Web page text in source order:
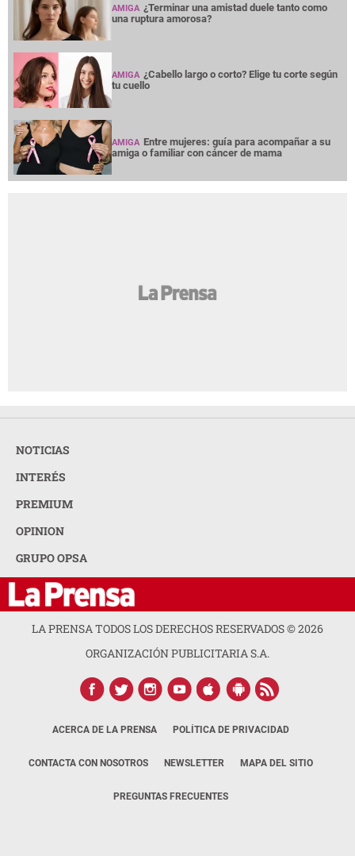
AMIGA ¿Terminar una amistad duele tanto como
una ruptura amorosa?
AMIGA ¿Cabello largo o corto? Elige tu corte según
tu cuello
AMIGA Entre mujeres: guía para acompañar a su
amiga o familiar con cáncer de mama
NOTICIAS
INTERÉS
PREMIUM
OPINION
GRUPO OPSA
LA PRENSA TODOS LOS DERECHOS RESERVADOS ©2026
ORGANIZACIÓN PUBLICITARIA S.A.
ACERCA DE LA PRENSA POLÍTICA DE PRIVACIDAD
CONTACTA CON NOSOTROS NEWSLETTER MAPA DEL SITIO
PREGUNTAS FRECUENTES